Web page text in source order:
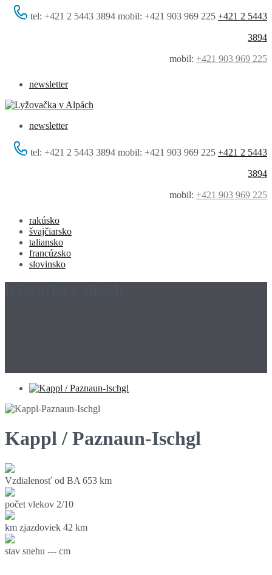
tel: +421 2 5443 3894 mobil: +421 903 969 225 +421 2 5443
3894
mobil: +421 903 969 225
newsletter
newsletter
tel: +421 2 5443 3894 mobil: +421 903 969 225 +421 2 5443
3894
mobil: +421 903 969 225
rakúsko
švajčiarsko
taliansko
francúzsko
slovinsko
Kappl / Paznaun-Ischgl
Vzdialenosť od BA 653 km
počet vlekov 2/10
km zjazdoviek 42 km
stav snehu --- cm